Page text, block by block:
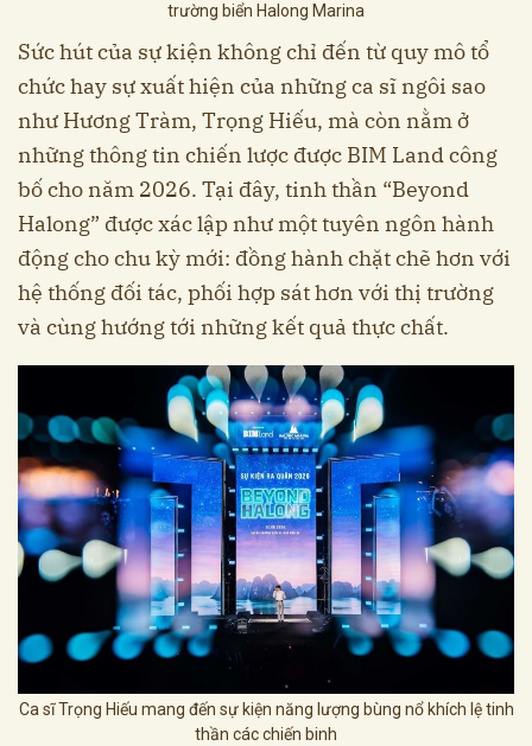
trường biển Halong Marina
Sức hút của sự kiện không chỉ đến từ quy mô tổ
chức hay sự xuất hiện của những ca sĩ ngôi sao
như Hương Tràm, Trọng Hiếu, mà còn nằm ở
những thông tin chiến lược được BIM Land công
bố cho năm 2026. Tại đây, tinh thần “Beyond
Halong” được xác lập như một tuyên ngôn hành
động cho chu kỳ mới: đồng hành chặt chẽ hơn với
hệ thống đối tác, phối hợp sát hơn với thị trường
và cùng hướng tới những kết quả thực chất.
Ca sĩ Trọng Hiếu mang đến sự kiện năng lượng bùng nổ khích lệ tinh
thần các chiến binh